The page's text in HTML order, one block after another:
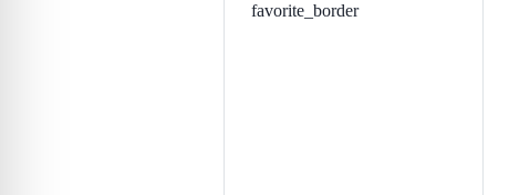
favorite_border